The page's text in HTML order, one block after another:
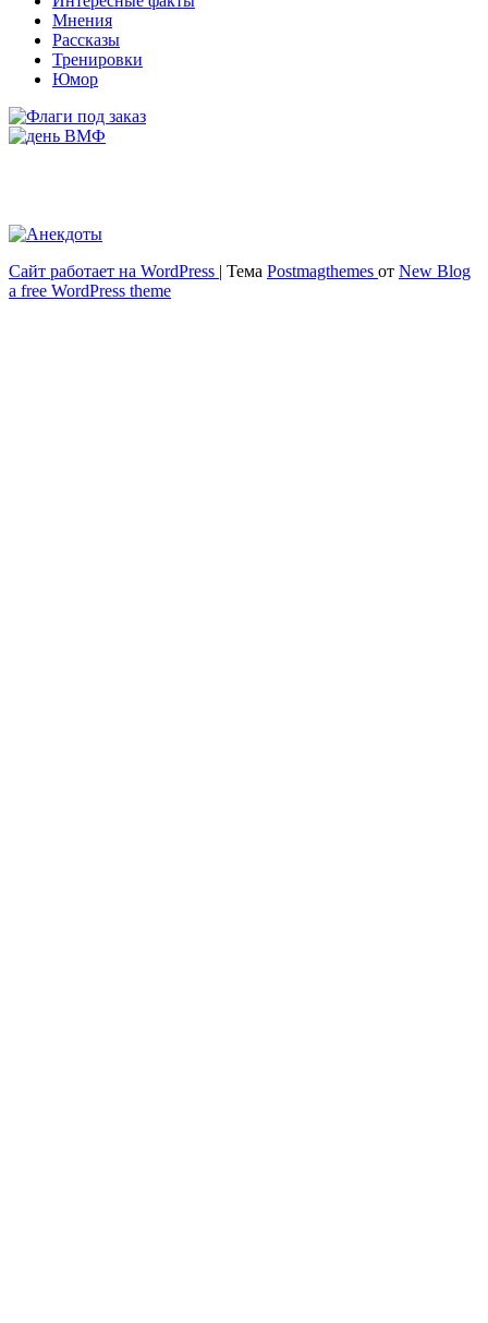
Мнения
Рассказы
Тренировки
Юмор
Весёлый и здоровый образ жизни
Сайт работает на WordPress | Тема Postmagthemes от New Blog
a free WordPress theme